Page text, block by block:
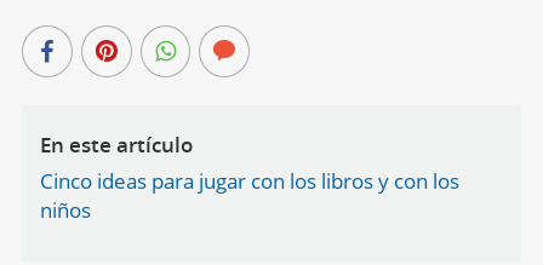
En este artículo
Cinco ideas para jugar con los libros y con los
niños